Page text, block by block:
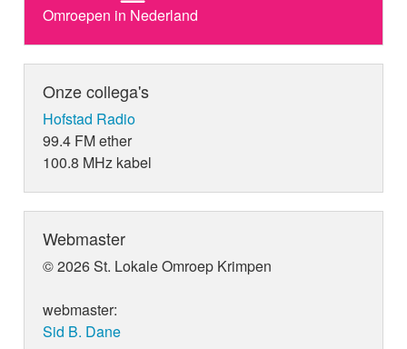
Omroepen in Nederland
Onze collega's
Hofstad Radio
99.4 FM ether
100.8 MHz kabel
Webmaster
© 2026 St. Lokale Omroep Krimpen
webmaster:
Sid B. Dane